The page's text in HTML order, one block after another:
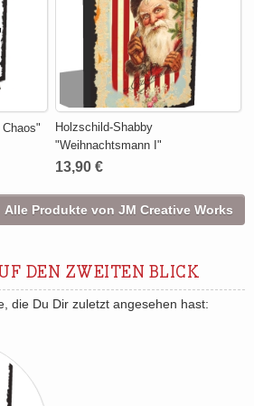
Holzschild-Shabby
"Weihnachtsmann I"
13,90 €
Alle Produkte von JM Creative Works
DEN ZWEITEN BLICK
die Du Dir zuletzt angesehen hast: